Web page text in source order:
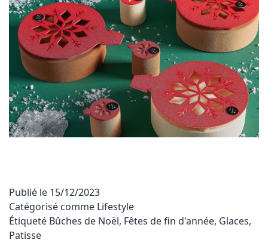
Publié le 15/12/2023
Catégorisé comme Lifestyle
Étiqueté Bûches de Noël, Fêtes de fin d'année, Glaces,
Patisse